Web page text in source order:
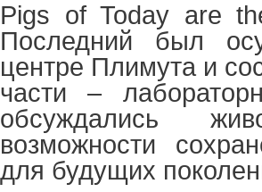
Pigs of Today are
Последний был
центре Плимута и
части –
обсуждались
возможности
для будущих